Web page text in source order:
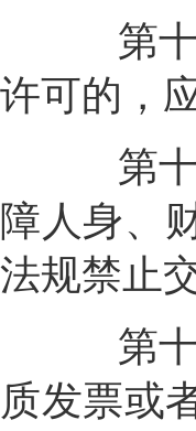
第十
许可的，
第十
障人身、
法规禁止
第十
质发票或